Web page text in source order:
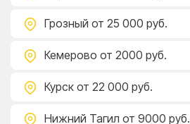
Грозный от 25 000 руб.
Кемерово от 2000 руб.
Курск от 22 000 руб.
Нижний Тагил от 9000 руб.